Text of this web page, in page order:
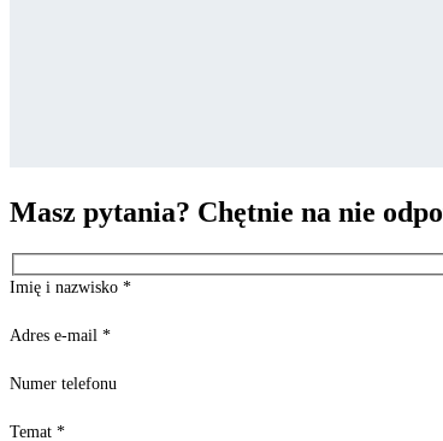
Masz pytania? Chętnie na nie
Imię i nazwisko *
Adres e-mail *
Numer telefonu
Temat *